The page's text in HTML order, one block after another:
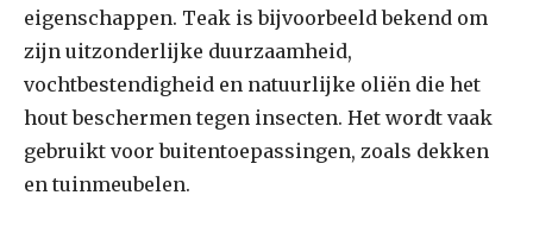
eigenschappen. Teak is bijvoorbeeld bekend om
zijn uitzonderlijke duurzaamheid,
vochtbestendigheid en natuurlijke oliën die het
hout beschermen tegen insecten. Het wordt vaak
gebruikt voor buitentoepassingen, zoals dekken
en tuinmeubelen.